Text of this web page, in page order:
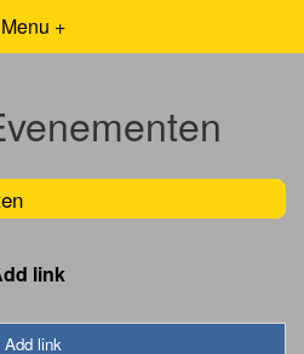
Menu +
link
Add link